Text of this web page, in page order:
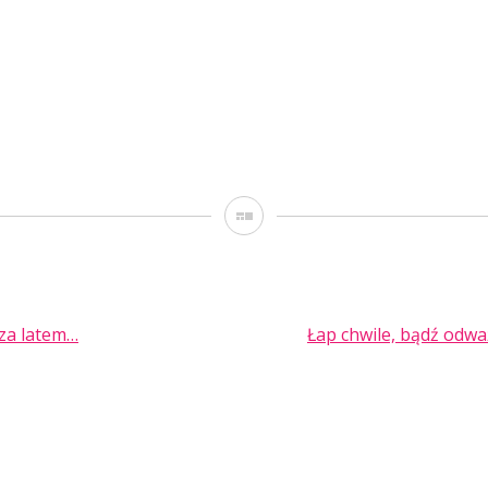
Galeria
latem… Łap chwile, bądź